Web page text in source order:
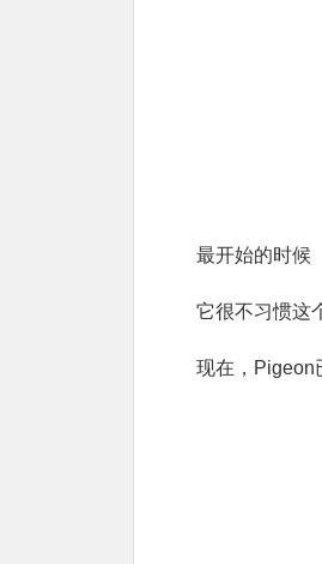
最开始的时候
它很不习惯这
现在，Pigeon